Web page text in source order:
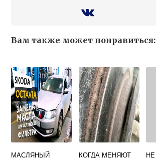
Вам также может понравиться:
МАСЛЯНЫЙ КОГДА МЕНЯЮТ НЕ